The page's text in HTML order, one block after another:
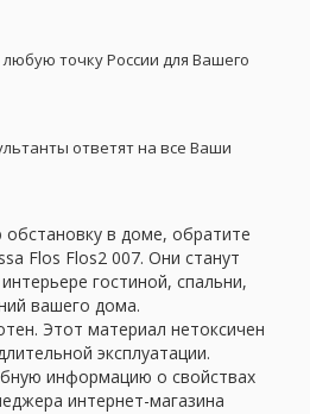
точку России для Вашего
ответят на все Ваши
в доме, обратите
Flos Flos2 007. Они станут
гостиной, спальни,
вашего дома.
Этот материал нетоксичен
эксплуатации.
информацию о свойствах
интернет-магазина